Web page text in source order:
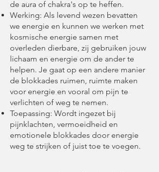
de aura of chakra's op te heffen.
Werking: Als levend wezen bevatten
we energie en kunnen we werken met
kosmische energie samen met
overleden dierbare, zij gebruiken jouw
lichaam en energie om de ander te
helpen. Je gaat op een andere manier
de blokkades ruimen, ruimte maken
voor energie en vooral om pijn te
verlichten of weg te nemen.
Toepassing: Wordt ingezet bij
pijnklachten, vermoeidheid en
emotionele blokkades door energie
weg te strijken of juist toe te voegen.